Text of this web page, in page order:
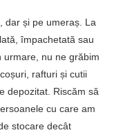
dar și pe umeraș. La
împachetată sau
urmare, nu ne grăbim
rafturi și cutii
depozitat. Riscăm să
cu care am
stocare decât